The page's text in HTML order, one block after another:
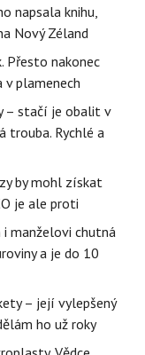
napsala knihu,
Nový Zéland
Přesto nakonec
v plamenech
– stačí je obalit v
trouba. Rychlé a
by mohl získat
je ale proti
i manželovi chutná
a je do 10
– její vylepšený
ho už roky